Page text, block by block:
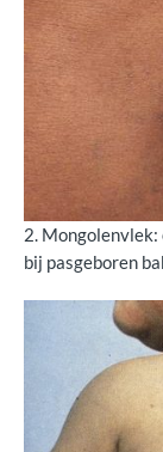
2. Mongolenvlek:
bij pasgeboren